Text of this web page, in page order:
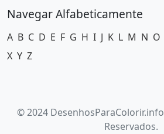
Navegar Alfabeticamente
A B C D E F G H I J K L M N O
X Y Z
© 2024
Reservados.